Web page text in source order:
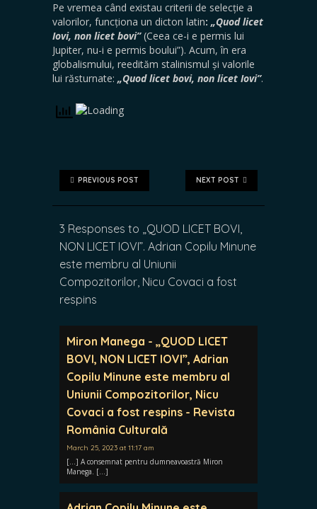
Pe vremea când existau criterii de selecție a
valorilor, funcționa un dicton latin: „Quod licet
Iovi, non licet bovi”(Ceea ce-i e permis lui
Jupiter, nu-i e permis boului”). Acum, în era
globalismului, reedităm stalinismul și valorile
lui răsturnate: „Quod licet bovi, non licet Iovi”.
NEXT POST
PREVIOUS POST
3 Responses to „QUOD LICET BOVI,
NON LICET IOVI”. Adrian Copilu Minune
este membru al Uniunii
Compozitorilor, Nicu Covaci a fost
respins
Miron Manega - „QUOD LICET
BOVI, NON LICET IOVI”, Adrian
Copilu Minune este membru al
Uniunii Compozitorilor, Nicu
Covaci a fost respins - Revista
România Culturală
March 25, 2023 at 11:17 am
[…] A consemnat pentru dumneavoastră Miron
Manega. […]